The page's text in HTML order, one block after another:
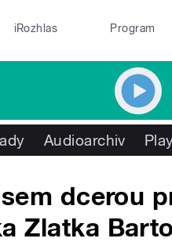
iRozhlas Program
Audioarchiv
dcerou
Zlatka